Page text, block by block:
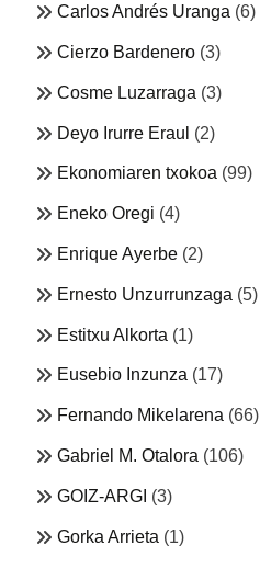
Carlos Andrés Uranga (6)
Cierzo Bardenero (3)
Cosme Luzarraga (3)
Deyo Irurre Eraul (2)
Ekonomiaren txokoa (99)
Eneko Oregi (4)
Enrique Ayerbe (2)
Ernesto Unzurrunzaga (5)
Estitxu Alkorta (1)
Eusebio Inzunza (17)
Fernando Mikelarena (66)
Gabriel M. Otalora (106)
GOIZ-ARGI (3)
Gorka Arrieta (1)